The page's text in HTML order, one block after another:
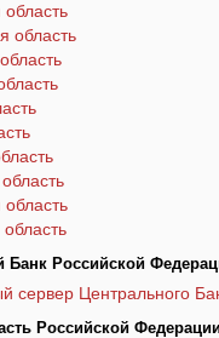
область
Банк Российской
сервер Центрального
Российской